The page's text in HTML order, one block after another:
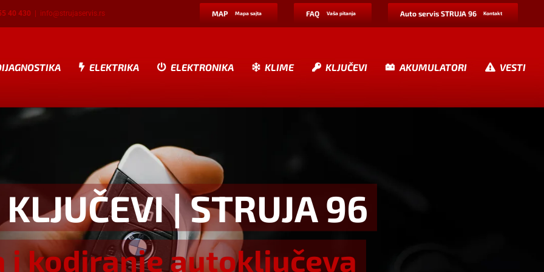
40 430 info@strujaservis.rs MAP Mapa sajta FAQ Vaša pitanja Auto servis STRUJA 96 Kontakt
ELEKTRIKA ELEKTRONIKA KLIME KLJUČEVI AKUMULATORI VESTI
| STRUJA 96
i kodiranje autoključeva